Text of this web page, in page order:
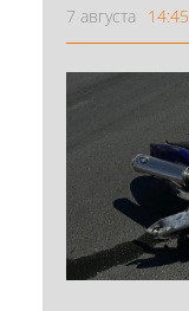
7 августа 14:45